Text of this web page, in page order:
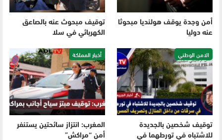
أمن وجدة يوقف هولنديا مبحوثا
عنه دوليا
توقيف مبحوث عنه بالصاعق
الكهربائي في سلا
الامن الوطني
توقيف شخصين بالجديدة
للاشتباه في تورطهما في
أخبار المملكة
المغرب: انتزاز سائحتين يستنفر
أمن “مراكش”